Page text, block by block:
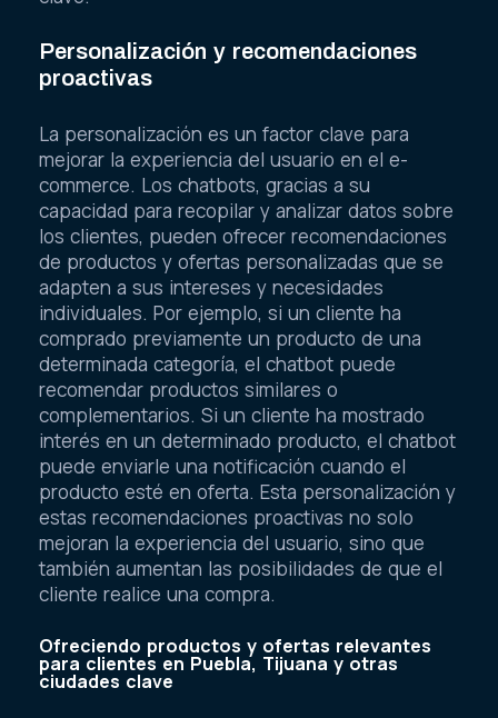
Personalización y recomendaciones
proactivas
La personalización es un factor clave para
mejorar la experiencia del usuario en el e-
commerce. Los chatbots, gracias a su
capacidad para recopilar y analizar datos sobre
los clientes, pueden ofrecer recomendaciones
de productos y ofertas personalizadas que se
adapten a sus intereses y necesidades
individuales. Por ejemplo, si un cliente ha
comprado previamente un producto de una
determinada categoría, el chatbot puede
recomendar productos similares o
complementarios. Si un cliente ha mostrado
interés en un determinado producto, el chatbot
puede enviarle una notificación cuando el
producto esté en oferta. Esta personalización y
estas recomendaciones proactivas no solo
mejoran la experiencia del usuario, sino que
también aumentan las posibilidades de que el
cliente realice una compra.
Ofreciendo productos y ofertas relevantes
para clientes en Puebla, Tijuana y otras
ciudades clave